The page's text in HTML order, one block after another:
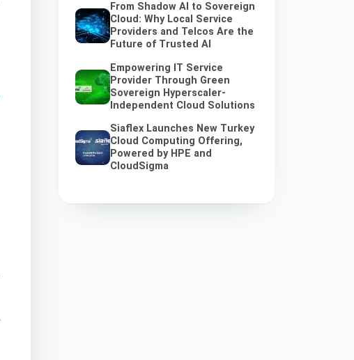
From Shadow AI to Sovereign
Cloud: Why Local Service
Providers and Telcos Are the
Future of Trusted AI
Empowering IT Service
Provider Through Green
Sovereign Hyperscaler-
Independent Cloud Solutions
Siaflex Launches New Turkey
Cloud Computing Offering,
Powered by HPE and
CloudSigma